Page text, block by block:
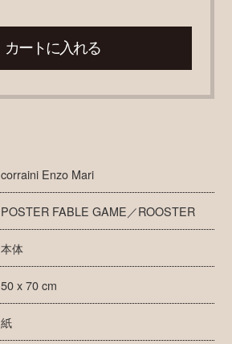
corraini Enzo Mari
POSTER FABLE GAME／ROOSTER
本体
50 x 70 cm
紙